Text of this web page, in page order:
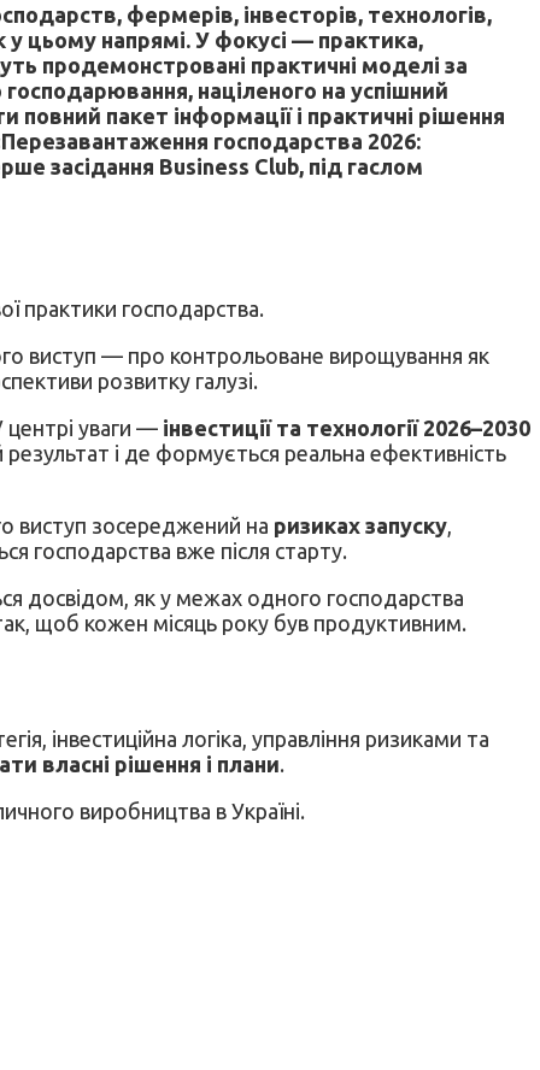
фермерів, інвесторів, технологів,
цьому напрямі. У фокусі — практика,
продемонстровані практичні моделі за
господарювання, націленого на успішний
пакет інформації і практичні рішення
господарства 2026:
засідання Business Club, під гаслом
практики господарства.
виступ — про контрольоване вирощування як
розвитку галузі.
центрі уваги — інвестиції та технології 2026–2030
і де формується реальна ефективність
виступ зосереджений на ризиках запуску
господарства вже після старту.
досвідом, як у межах одного господарства
щоб кожен місяць року був продуктивним.
інвестиційна логіка, управління ризиками та
власні рішення і плани.
виробництва в Україні.